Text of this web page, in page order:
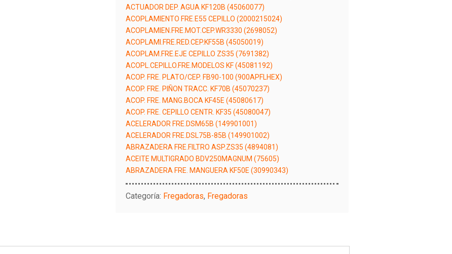
ACTUADOR DEP. AGUA KF120B (45060077)
ACOPLAMIENTO FRE.E55 CEPILLO (2000215024)
ACOPLAMIEN.FRE.MOT.CEP.WR3330 (2698052)
ACOPLAMI.FRE.RED.CEP.KF55B (45050019)
ACOPLAM.FRE.EJE CEPILLO ZS35 (7691382)
ACOPL.CEPILLO.FRE.MODELOS KF (45081192)
ACOP. FRE. PLATO/CEP. FB90-100 (900APFLHEX)
ACOP. FRE. PIÑON TRACC. KF70B (45070237)
ACOP. FRE. MANG.BOCA KF45E (45080617)
ACOP. FRE. CEPILLO CENTR. KF35 (45080047)
ACELERADOR FRE.DSM65B (149901001)
ACELERADOR FRE.DSL75B-85B (149901002)
ABRAZADERA FRE.FILTRO ASP.ZS35 (4894081)
ACEITE MULTIGRADO BDV250MAGNUM (75605)
ABRAZADERA FRE. MANGUERA KF50E (30990343)
Categoría: Fregadoras, Fregadoras